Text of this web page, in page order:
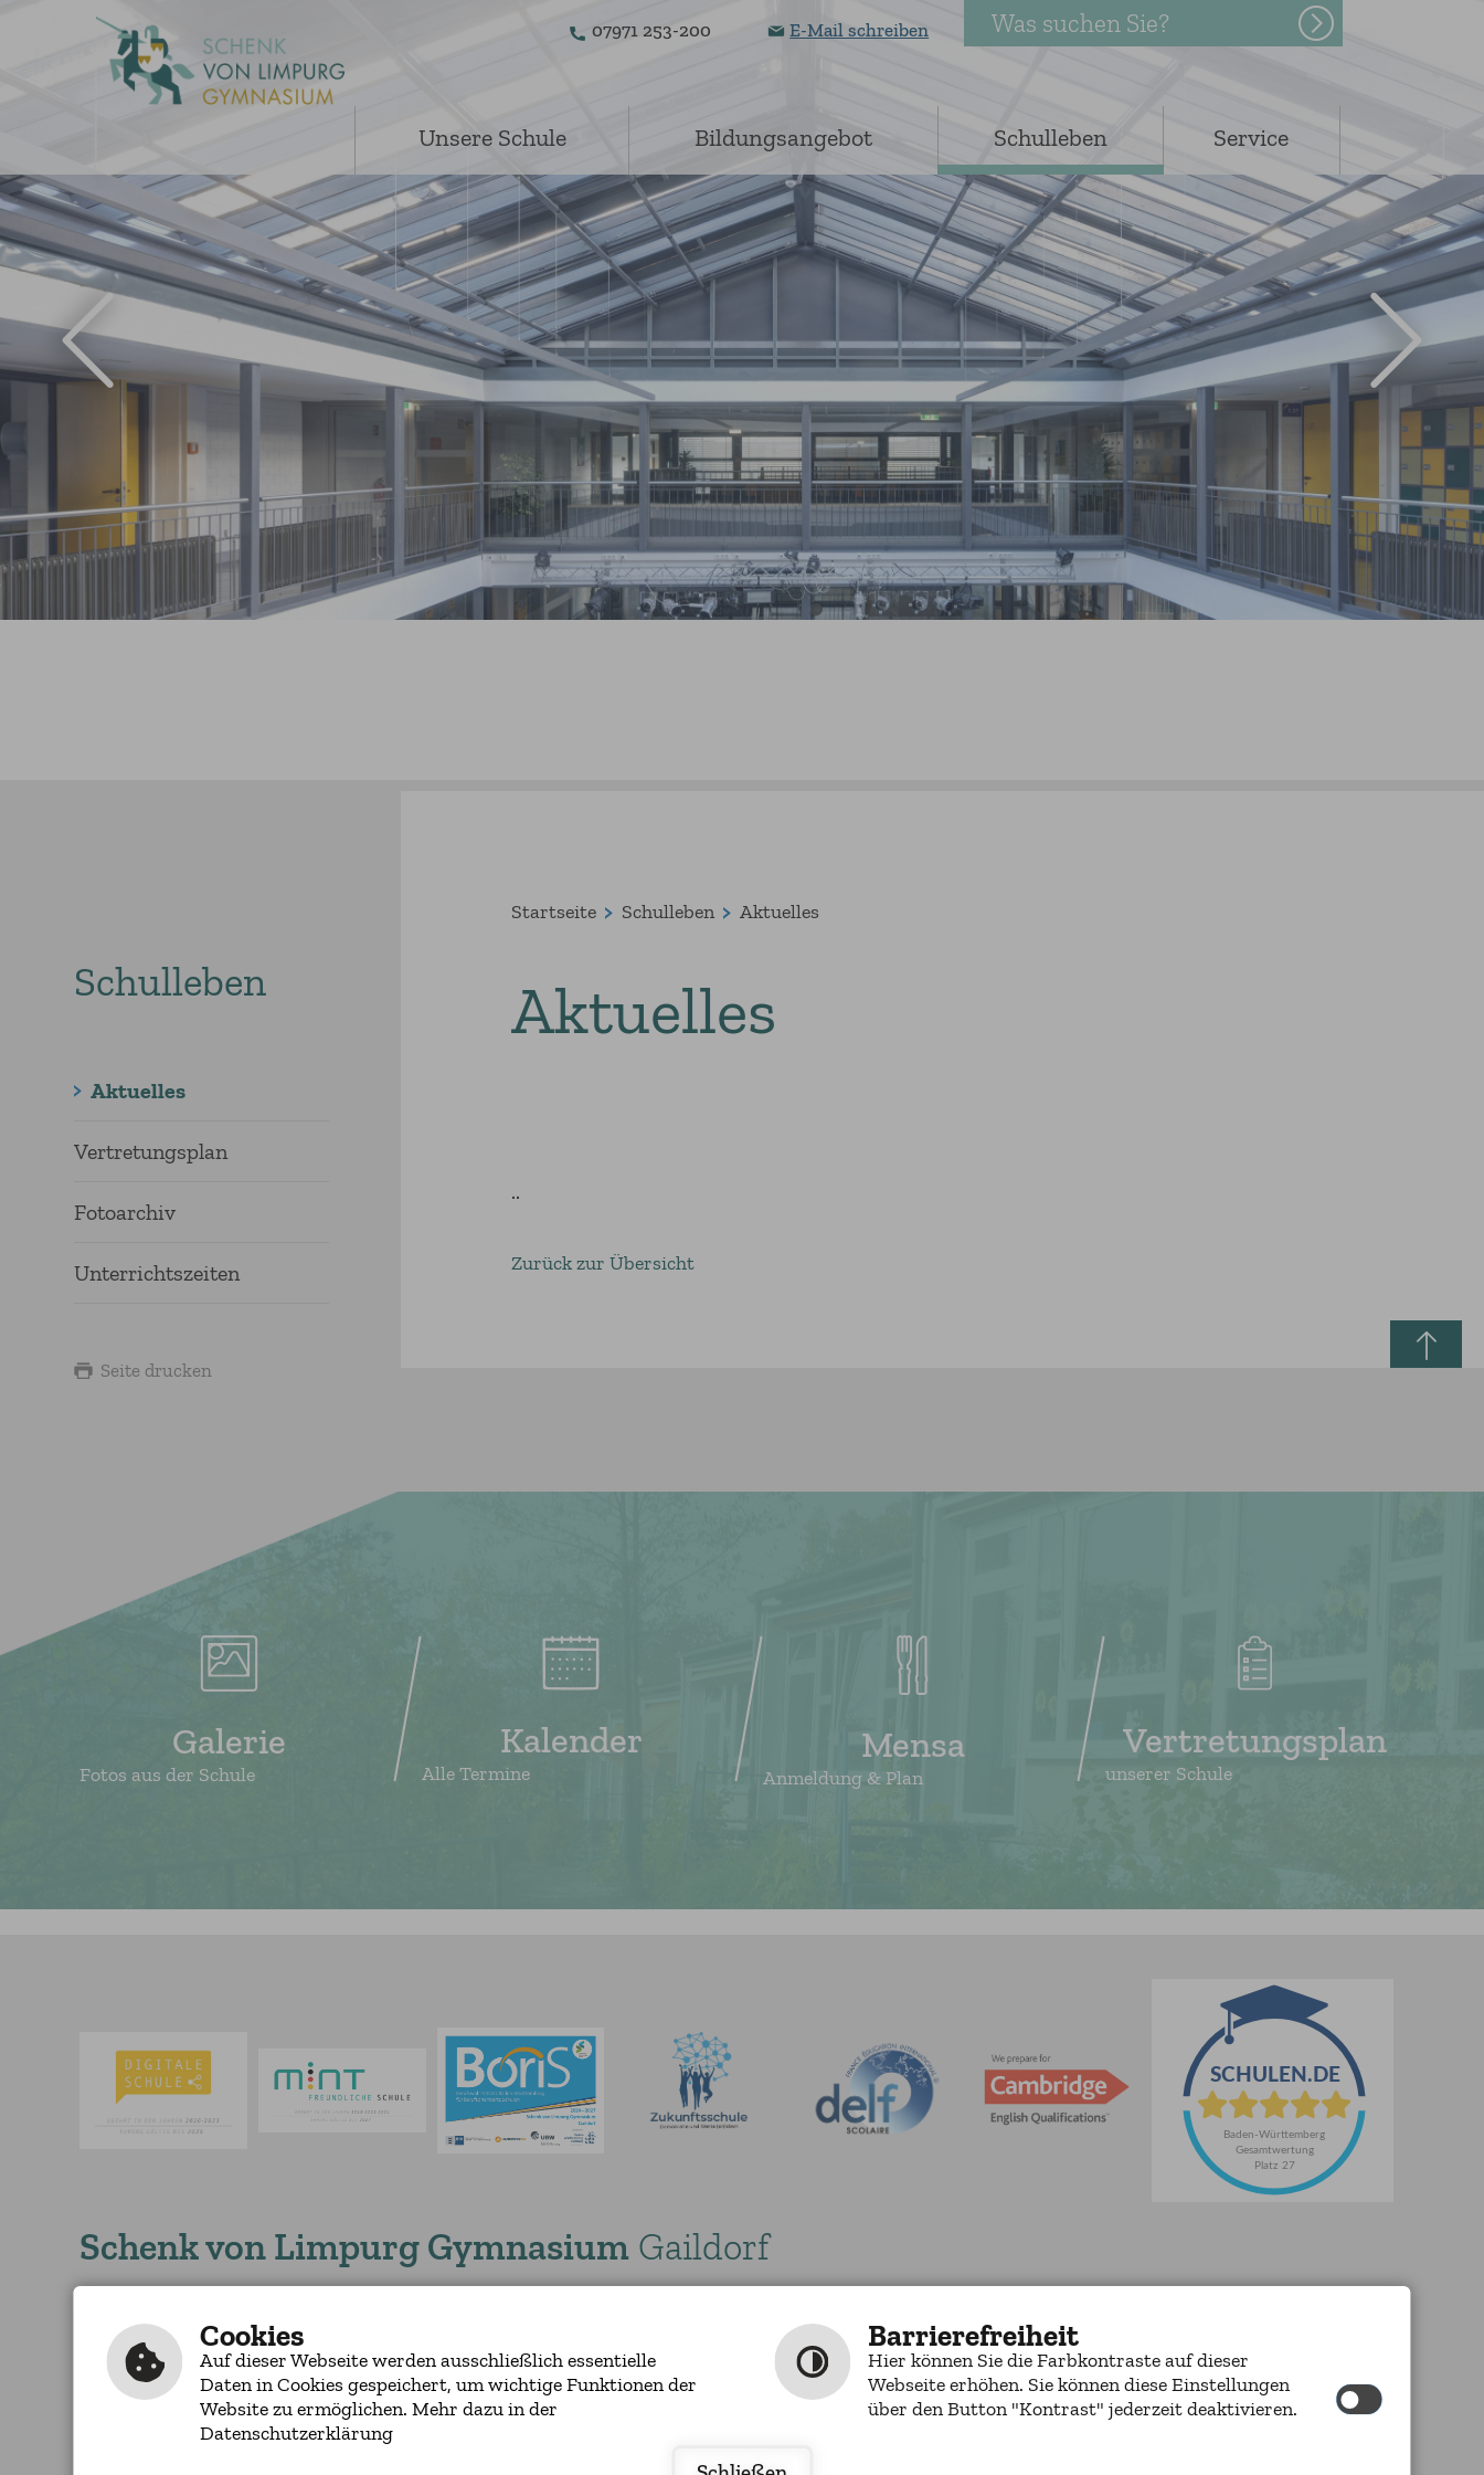
07971 253-200 E-Mail schreiben Was suchen Sie?
Unsere Schule Bildungsangebot Schulleben Service
Schulleben
Aktuelles
Vertretungsplan
Fotoarchiv
Unterrichtszeiten
Seite drucken
Startseite Schulleben Aktuelles
Aktuelles
..
Zurück zur Übersicht
Galerie
Fotos aus der Schule
Kalender
Alle Termine
Mensa
Anmeldung & Plan
Vertretungsplan
unserer Schule
Schenk von Limpurg Gymnasium Gaildorf
74405 Gaildorf
Impressum|Barrierefreiheit|
Cookies
Auf dieser Webseite werden ausschließlich essentielle
Daten in Cookies gespeichert, um wichtige Funktionen der
Website zu ermöglichen. Mehr dazu in der
Datenschutzerklärung
Barrierefreiheit
Hier können Sie die Farbkontraste auf dieser
Webseite erhöhen. Sie können diese Einstellungen
über den Button "Kontrast" jederzeit deaktivieren.